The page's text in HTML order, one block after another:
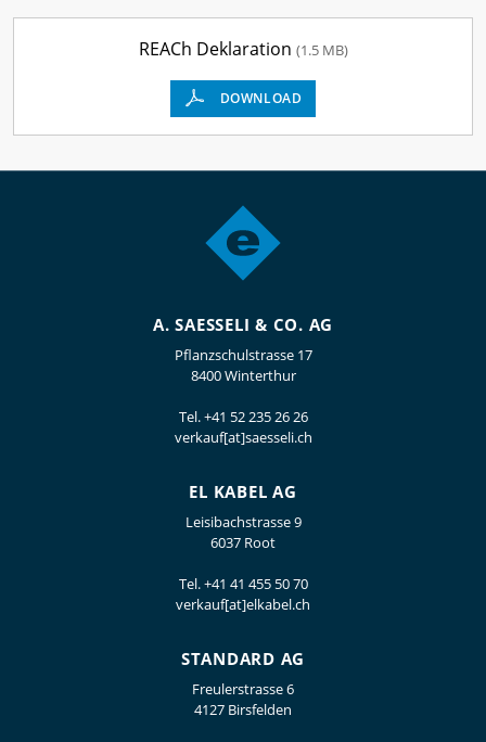
REACh Deklaration (1.5 MB)
DOWNLOAD
A. SAESSELI & CO. AG
Pflanzschulstrasse 17
8400 Winterthur
Tel.+41 52 235 26 26
verkauf[at]saesseli.ch
EL KABEL AG
Leisibachstrasse 9
6037 Root
Tel.+41 41 455 50 70
verkauf[at]elkabel.ch
STANDARD AG
Freulerstrasse 6
4127 Birsfelden